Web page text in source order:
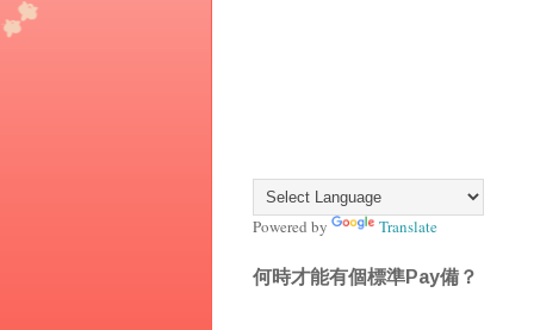
Powered by Translate
何時才能有個標準Pay備？